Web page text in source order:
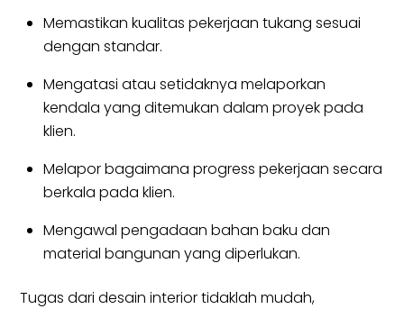
Memastikan kualitas pekerjaan tukang sesuai
dengan standar.
Mengatasi atau setidaknya melaporkan
kendala yang ditemukan dalam proyek pada
klien.
Melapor bagaimana progress pekerjaan secara
berkala pada klien.
Mengawal pengadaan bahan baku dan
material bangunan yang diperlukan.
Tugas dari desain interior tidaklah mudah,